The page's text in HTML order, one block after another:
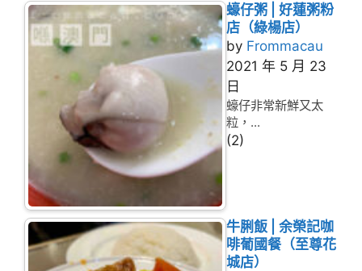
蠔仔粥 | 好蓮粥粉
店（綠楊店）
by Frommacau
2021 年 5 月 23
日
蠔仔非常新鮮又太
粒，...
(2)
牛脷飯 | 余榮記咖
啡葡國餐（至尊花
城店）